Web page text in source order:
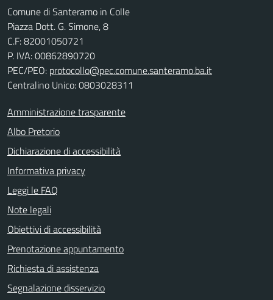
Comune di Santeramo in Colle
Piazza Dott. G. Simone, 8
C.F:82001050721
P. IVA:00862890720
PEC/PEO: protocollo@pec.comune.santeramo.ba.it
Centralino Unico: 0803028311
Amministrazione trasparente
Albo Pretorio
Dichiarazione di accessibilità
Informativa privacy
Leggi le FAQ
Note legali
Obiettivi di accessibilità
Prenotazione appuntamento
Richiesta di assistenza
Segnalazione disservizio